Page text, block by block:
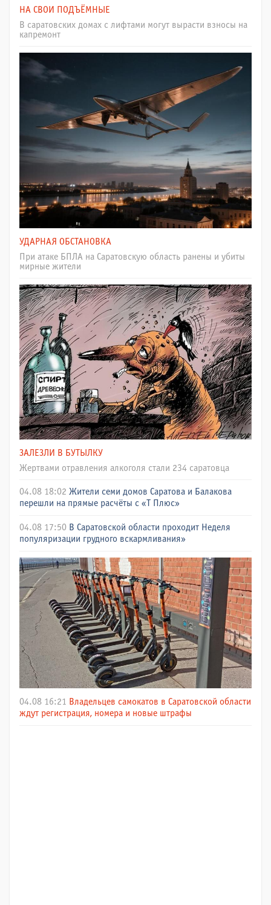
НА СВОИ ПОДЪЁМНЫЕ
В саратовских домах с лифтами могут вырасти взносы на
капремонт
УДАРНАЯ ОБСТАНОВКА
При атаке БПЛА на Саратовскую область ранены и убиты
мирные жители
ЗАЛЕЗЛИ В БУТЫЛКУ
Жертвами отравления алкоголя стали 234 саратовца
04.08 18:02 Жители семи домов Саратова и Балакова
перешли на прямые расчёты с «Т Плюс»
04.08 17:50 В Саратовской области проходит Неделя
популяризации грудного вскармливания»
04.08 16:21 Владельцев самокатов в Саратовской области
ждут регистрация, номера и новые штрафы